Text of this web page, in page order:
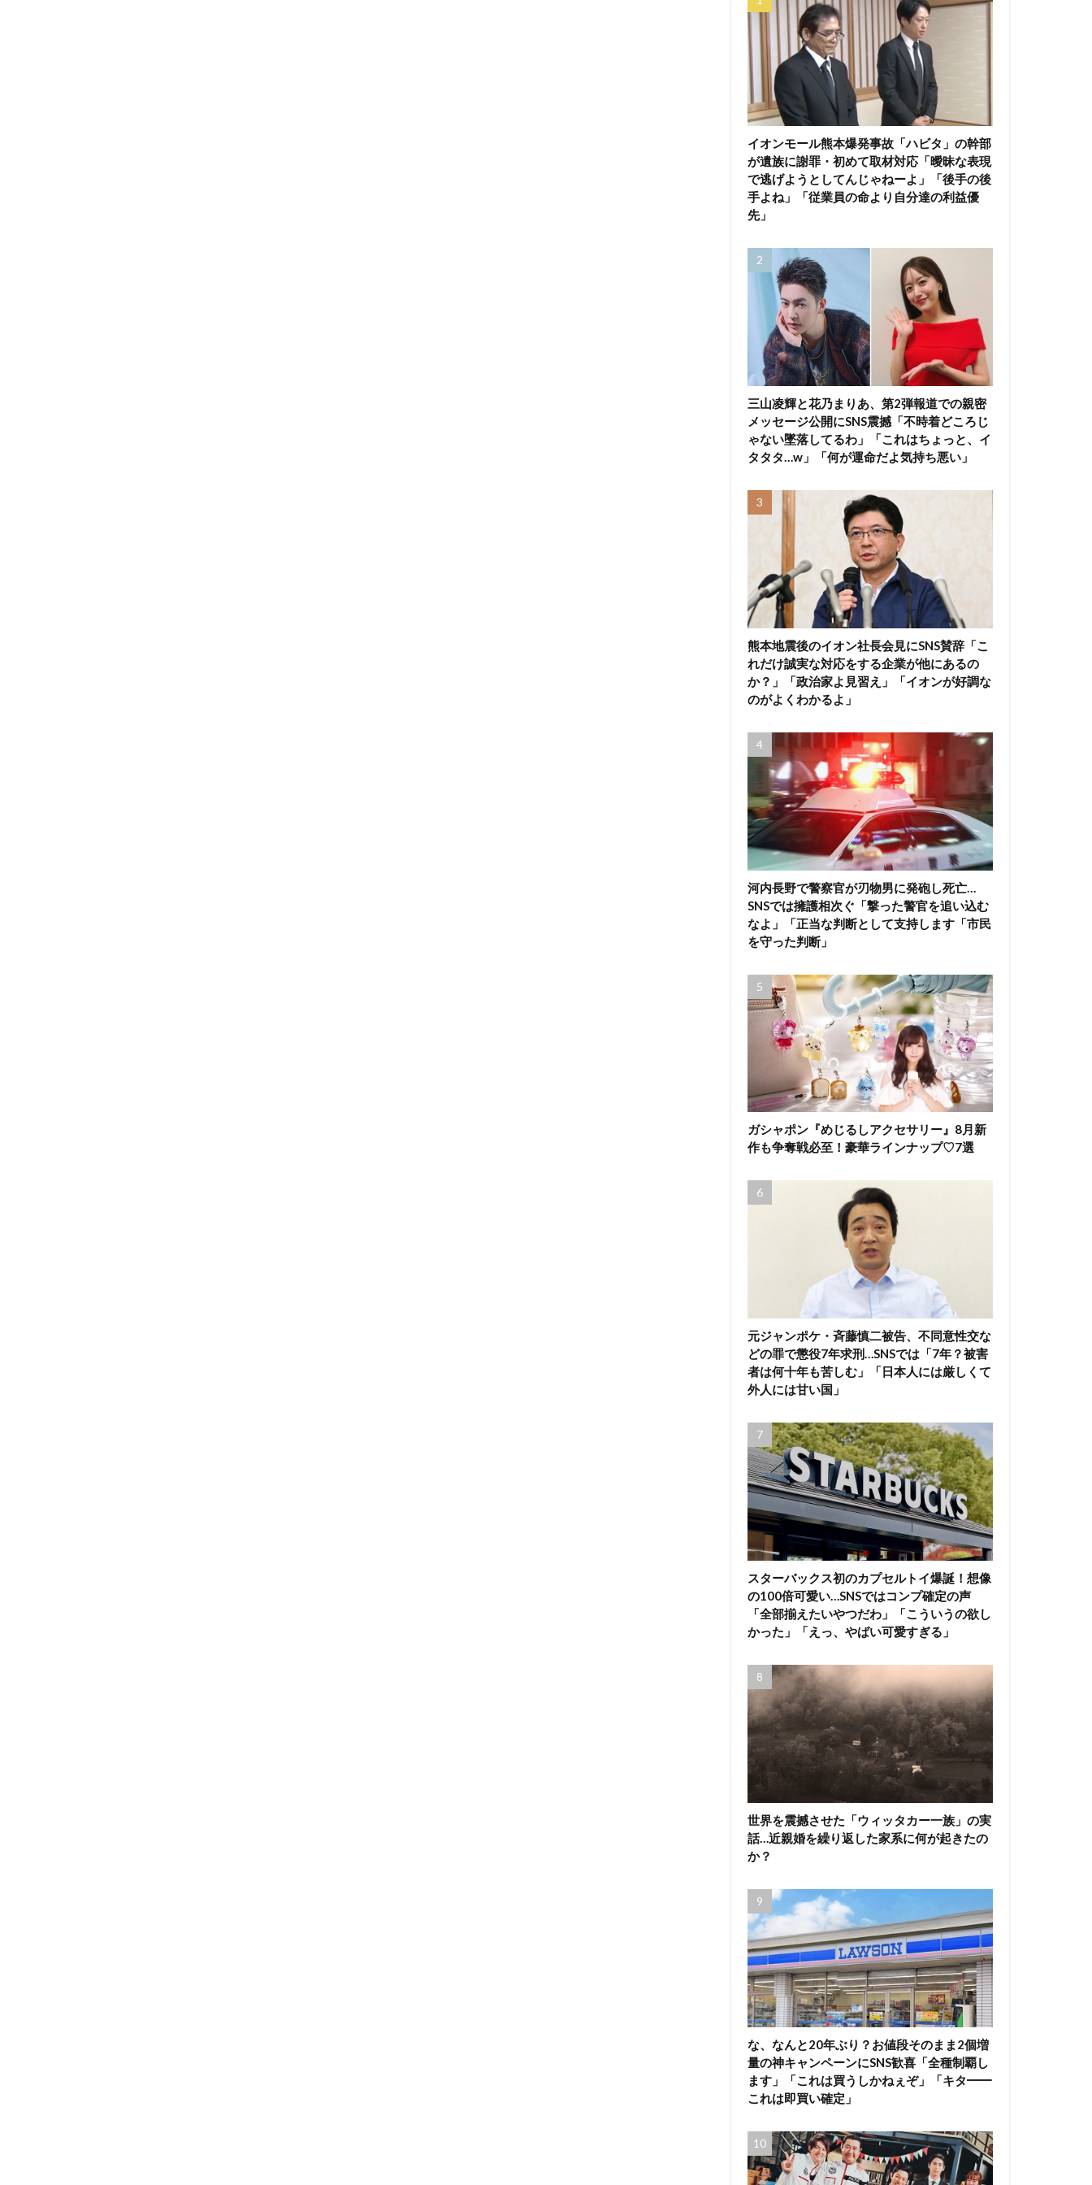
イオンモール熊本爆発事故「ハビタ」の幹部
が遺族に謝罪・初めて取材対応「曖昧な表現
で逃げようとしてんじゃねーよ」「後手の後
手よね」「従業員の命より自分達の利益優
先」
三山凌輝と花乃まりあ、第2弾報道での親密
メッセージ公開にSNS震撼「不時着どころじ
ゃない墜落してるわ」「これはちょっと、イ
タタタ…w」「何が運命だよ気持ち悪い」
熊本地震後のイオン社長会見にSNS賛辞「こ
れだけ誠実な対応をする企業が他にあるの
か？」「政治家よ見習え」「イオンが好調な
のがよくわかるよ」
河内長野で警察官が刃物男に発砲し死亡…
SNSでは擁護相次ぐ「撃った警官を追い込む
なよ」「正当な判断として支持します「市民
を守った判断」
ガシャポン『めじるしアクセサリー』8月新
作も争奪戦必至！豪華ラインナップ♡7選
元ジャンポケ・斉藤慎二被告、不同意性交な
どの罪で懲役7年求刑…SNSでは「7年？被害
者は何十年も苦しむ」「日本人には厳しくて
外人には甘い国」
スターバックス初のカプセルトイ爆誕！想像
の100倍可愛い…SNSではコンプ確定の声
「全部揃えたいやつだわ」「こういうの欲し
かった」「えっ、やばい可愛すぎる」
世界を震撼させた「ウィッタカー一族」の実
話…近親婚を繰り返した家系に何が起きたの
か？
な、なんと20年ぶり？お値段そのまま2個増
量の神キャンペーンにSNS歓喜「全種制覇し
ます」「これは買うしかねぇぞ」「キタ━━
これは即買い確定」